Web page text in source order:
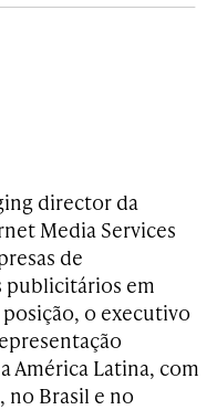
director da
Media Services
de
publicitários em
o executivo
América Latina, com
no Brasil e no